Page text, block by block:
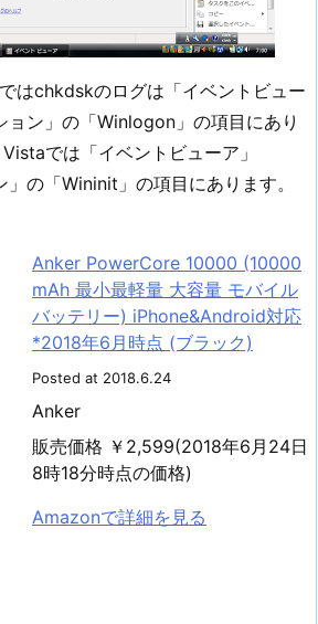
はchkdskのログは「イベントビュー
ン」の「Winlogon」の項目にあり
では「イベントビューア」
の「Wininit」の項目にあります。
Anker PowerCore 10000 (10000
mAh 最小最軽量 大容量 モバイル
バッテリー) iPhone&Android対応
*2018年6月時点 (ブラック)
Posted at 2018.6.24
Anker
販売価格 ￥2,599(2018年6月24日
8時18分時点の価格)
Amazonで詳細を見る